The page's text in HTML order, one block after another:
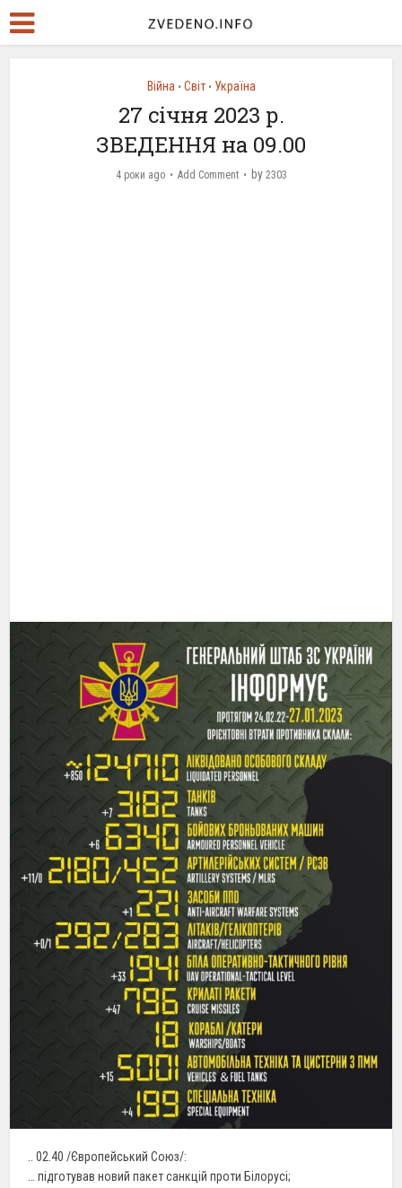
Війна • Світ • Україна
27 січня 2023 р.
ЗВЕДЕННЯ на 09.00
4 роки ago Add Comment by 2303
.. 02.40 /Європейський Союз/:
… підготував новий пакет санкцій проти Білорусі;